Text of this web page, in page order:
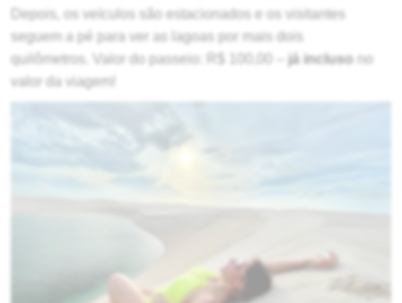
Depois, os veículos são estacionados e os visitantes
seguem a pé para ver as lagoas por mais dois
quilômetros. Valor do passeio: R$ 100,00 – já incluso no
valor da viagem!